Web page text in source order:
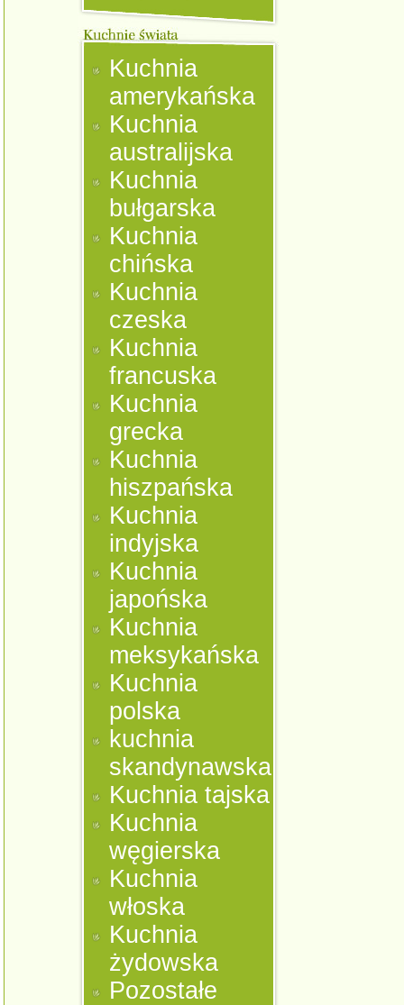
Kuchnia
amerykańska
Kuchnia
australijska
Kuchnia
bułgarska
Kuchnia
chińska
Kuchnia
czeska
Kuchnia
francuska
Kuchnia
grecka
Kuchnia
hiszpańska
Kuchnia
indyjska
Kuchnia
japońska
Kuchnia
meksykańska
Kuchnia
polska
kuchnia
skandynawska
Kuchnia tajska
Kuchnia
węgierska
Kuchnia
włoska
Kuchnia
żydowska
Pozostałe